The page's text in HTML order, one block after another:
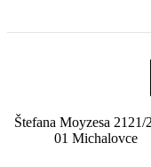
Štefana Moyzesa 2121/
01 Michalovce